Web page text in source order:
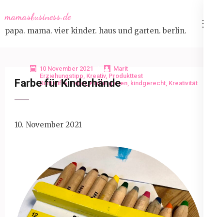
to
content
mamasbusiness.de
papa. mama. vier kinder. haus und garten. berlin.
10 November 2021
Marit
Erziehungstipp, Kreativ, Produkttest
Buntstifte,Faber,Kindergarten, kindgerecht, Kreativität
Farbe für Kinderhände
10. November 2021